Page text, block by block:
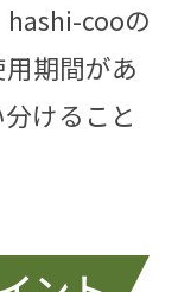
hashi-cooの
期間があ
けること